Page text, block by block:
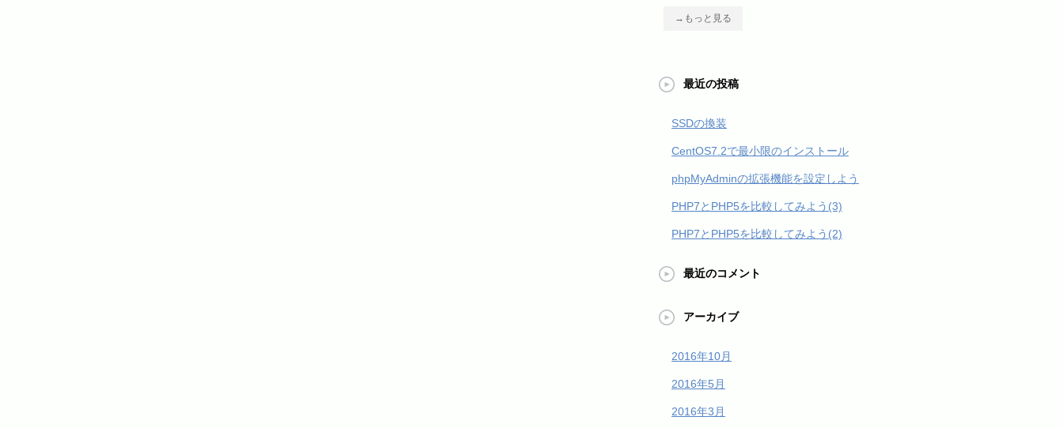
→もっと見る
最近の投稿
SSDの換装
CentOS7.2で最小限のインストール
phpMyAdminの拡張機能を設定しよう
PHP7とPHP5を比較してみよう(3)
PHP7とPHP5を比較してみよう(2)
最近のコメント
アーカイブ
2016年10月
2016年5月
2016年3月